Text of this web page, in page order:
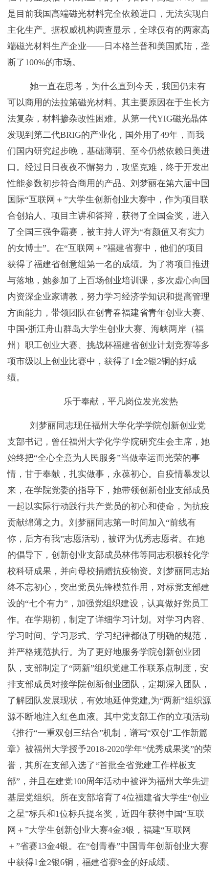
是目前我国高端磁光材料完全依赖进口，无法实现自
主化生产。据权威机构调查显示，全球仅有的两家高
端磁光材料生产企业——日本格兰普和美国贰陆，垄
断了100%的市场。
她一直在思考，为什么直到今天，我国仍未有
可以商用的法拉第磁光材料。其主要原因在于生长方
法复杂，材料掺杂改性困难。从第一代YIG磁光晶体
发现到第二代BRIG的产业化，国外用了49年，而我
们国内研究起步晚，基础薄弱、至今仍然依赖日美进
口。经过日日夜夜不懈努力，攻坚克难，终于开发出
性能参数初步符合商用的产品。刘梦丽在第六届中国
国际“互联网＋”大学生创新创业大赛中，作为项目联
合创始人、项目主讲和答辩，获得了全国金奖，进入
了全国三强争霸赛，被主持人评为“有颜值又有实力
的女博士”。在“互联网＋”福建省赛中，他们的项目
获得了福建省创意组第一名的成绩。为了将项目推进
与落地，她参加了上百场创业培训课，多次虚心向国
内资深企业家请教，努力学习经济学知识和提高管理
方面能力，带领团队在创青春福建省青年创业大赛、
中国 •浙江舟山群岛大学生创业大赛、海峡两岸（福
州）职工创业大赛、挑战杯福建省创业计划竞赛等多
项市级以上创业比赛中，获得了1金2银2铜的好成
绩。
乐于奉献，平凡岗位发光发热
刘梦丽同志现任福州大学化学学院创新创业党
支部书记，曾任福州大学化学学院研究生会主席，她
始终把“全心全意为人民服务”当做幸运而光荣的事
情，甘于奉献，扎实做事，永葆初心。自疫情暴发以
来，在学院党委的指导下，她带领创新创业支部成员
一起以实际行动践行共产党员的初心和使命，为抗疫
贡献绵薄之力。刘梦丽同志第一时间加入“前线有
你，后方有我”志愿活动，被评为优秀志愿者。在她
的倡导下，创新创业支部成员林伟等同志积极转化学
校科研成果，并向母校捐赠抗疫物资。刘梦丽同志始
终不忘初心，突出党员先锋模范作用，对标党支部建
设的“七个有力”，加强党组织建设，认真做好党员工
作。在学期初，制定了详细学习计划。对学习内容、
学习时间、学习形式、学习纪律都做了明确的规范，
并严格规范执行。为了更好地服务学院创新创业团
队，支部制定了“两新”组织党建工作联系点制度，安
排支部成员对接学院创新创业团队，定期深入团队，
了解团队发展现状，有效地延伸党建,为“两新”组织源
源不断地注入红色血液。其中党支部工作的立项活动
《推行“一重双创三结合”机制，谱写“双创”工作新篇
章》被福州大学授予2018-2020学年“优秀成果奖”的荣
誉，其所在支部入选了“首批全省党建工作样板支
部”，并且在建党100周年活动中被评为福州大学先进
基层党组织。所在支部培育了4位福建省大学生“创业
之星”标兵和1位标兵提名奖，近四年获得中国“互联
网＋”大学生创新创业大赛4金3银，福建“互联网
＋”省赛13金4银。在“创青春”中国青年创新创业大赛
中获得1金2银6铜，福建省赛9金的好成绩。